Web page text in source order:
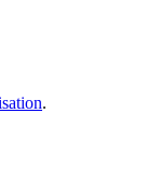
.